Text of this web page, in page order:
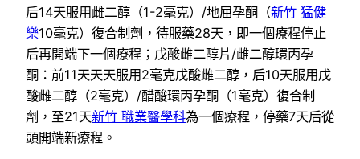
后14天服用雌二醇（1-2毫克）/地屈孕酮（新竹 猛健
樂10毫克）復合制劑，待服藥28天，即一個療程停止
后再開端下一個療程；戊酸雌二醇片/雌二醇環丙孕
酮：前11天天天服用2毫克戊酸雌二醇，后10天服用戊
酸雌二醇（2毫克）/醋酸環丙孕酮（1毫克）復合制
劑，至21天新竹 職業醫學科為一個療程，停藥7天后從
頭開端新療程。